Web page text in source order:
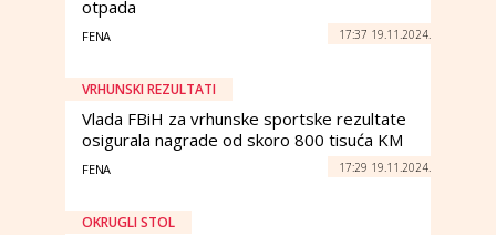
otpada
FENA 17:37 19.11.2024.
VRHUNSKI REZULTATI
Vlada FBiH za vrhunske sportske rezultate
osigurala nagrade od skoro 800 tisuća KM
FENA 17:29 19.11.2024.
OKRUGLI STOL